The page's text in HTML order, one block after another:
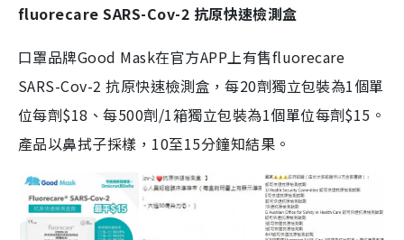
fluorecare SARS-Cov-2 抗原快速檢測盒
口罩品牌Good Mask在官方APP上有售fluorecare
SARS-Cov-2 抗原快速檢測盒，每20劑獨立包裝為1個單
位每劑$18、每500劑/1箱獨立包裝為1個單位每劑$15。
產品以鼻拭子採樣，10至15分鐘知結果。